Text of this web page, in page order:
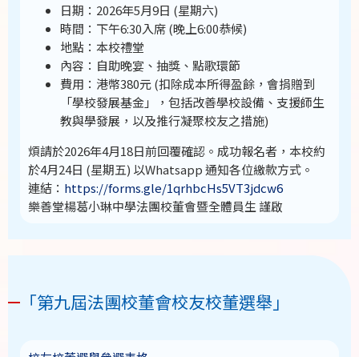
日期：2026年5月9日 (星期六)
時間：下午6:30入席 (晚上6:00恭候)
⁠地點：本校禮堂
⁠內容：自助晚宴、抽獎、點歌環節
⁠費用：港幣380元 (扣除成本所得盈餘，會捐贈到
「學校發展基金」，包括改善學校設備、支援師生
教與學發展，以及推行凝聚校友之措施)
煩請於2026年4月18日前回覆確認。成功報名者，本校約
於4月24日 (星期五) 以Whatsapp 通知各位繳款方式。
連結： https://forms.gle/1qrhbcHs5VT3jdcw6
樂善堂楊葛小琳中學法團校董會暨全體員生 謹啟
「第九屆法團校董會校友校董選舉」